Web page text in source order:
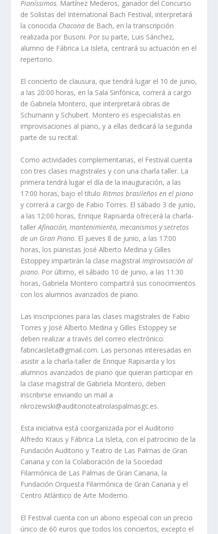
Pianíssimos. Martínez Mederos, ganador del Concurso
de Solistas del International Bach Festival, interpretará
la conocida Chacona de Bach, en la transcripción
realizada por Busoni. Por su parte, Luis Sánchez,
alumno de Fábrica La Isleta, centrará su actuación en el
repertorio.
El concierto de clausura, que tendrá lugar el 10 de junio,
a las 20:00 horas, en la Sala Sinfónica, correrá a cargo
de Gabriela Montero, que interpretará obras de
Schumann y Schubert. Montero es especialistas en
improvisaciones al piano, y a ellas dedicará la segunda
parte de su recital.
Como actividades complementarias, el Festival cuenta
con tres clases magistrales y con una charla taller. La
primera tendrá lugar el día de la inauguración, a las
17:00 horas, bajo el título Ritmos brasileños en el piano
y correrá a cargo de Fabio Torres. El sábado 3 de junio,
a las 12:00 horas, Enrique Rapisarda ofrecerá la charla-
tallerAfinación, mantenimiento, mecanismos y secretos
de un Gran Piano. El jueves 8 de junio, a las 17:00
horas, los pianistas José Alberto Medina y Gilles
Estoppey impartirán la clase magistral Improvisación al
piano. Por último, el sábado 10 de junio, a las 11:30
horas, Gabriela Montero compartirá sus conocimientos
con los alumnos avanzados de piano.
Las inscripciones para las clases magistrales de Fabio
Torres y José Alberto Medina y Gilles Estoppey se
deben realizar a través del correo electrónico:
fabricaisleta@gmail.com. Las personas interesadas en
asistir a la charla-taller de Enrique Rapisarda y los
alumnos avanzados de piano que quieran participar en
la clase magistral de Gabriela Montero, deben
inscribirse enviando un mail a
nkrozewski@auditorioteatrolaspalmasgc.es.
Esta iniciativa está coorganizada por el Auditorio
Alfredo Kraus y Fábrica La Isleta, con el patrocinio de la
Fundación Auditorio y Teatro de Las Palmas de Gran
Canaria y con la Colaboración de la Sociedad
Filarmónica de Las Palmas de Gran Canaria, la
Fundación Orquesta Filarmónica de Gran Canaria y el
Centro Atlántico de Arte Moderno.
El Festival cuenta con un abono especial con un precio
único de 60 euros que todos los conciertos, excepto el